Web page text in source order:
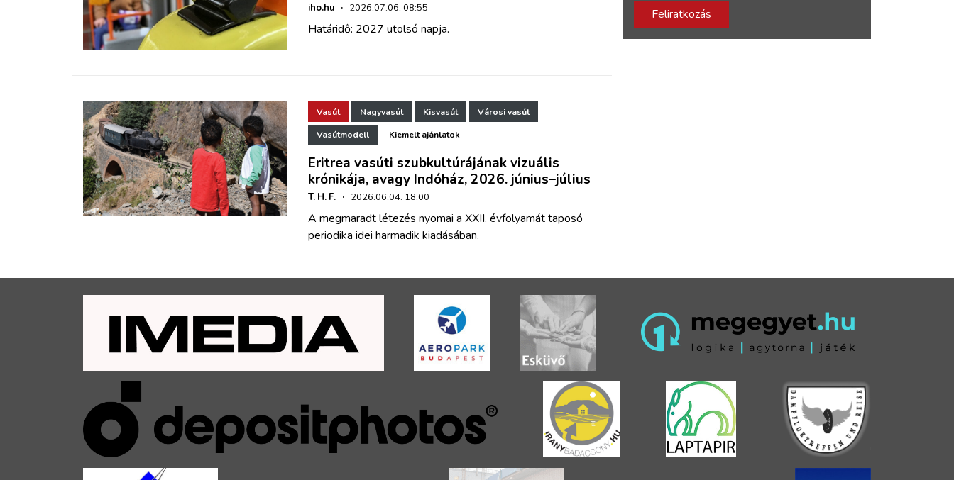
iho.hu · 2026.07.06. 08:55
Határidő: 2027 utolsó napja.
Vasút Nagyvasút Kisvasút Városi vasút
Vasútmodell Kiemelt ajánlatok
Eritrea vasúti szubkultúrájának vizuális
krónikája, avagy Indóház, 2026. június–július
T. H. F. · 2026.06.04. 18:00
A megmaradt létezés nyomai a XXII. évfolyamát taposó
periodika idei harmadik kiadásában.
Feliratkozás